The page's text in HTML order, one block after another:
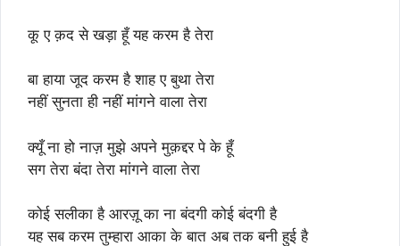
कू ए क़द से खड़ा हूँ यह करम है तेरा
बा हाया जूद करम है शाह ए बुथा तेरा
नहीं सुनता ही नहीं मांगने वाला तेरा
क्यूँ ना हो नाज़ मुझे अपने मुक़द्दर पे के हूँ
सग तेरा बंदा तेरा मांगने वाला तेरा
कोई सलीका है आरज़ू का ना बंदगी कोई बंदगी है
यह सब करम तुम्हारा आका के बात अब तक बनी हुई है